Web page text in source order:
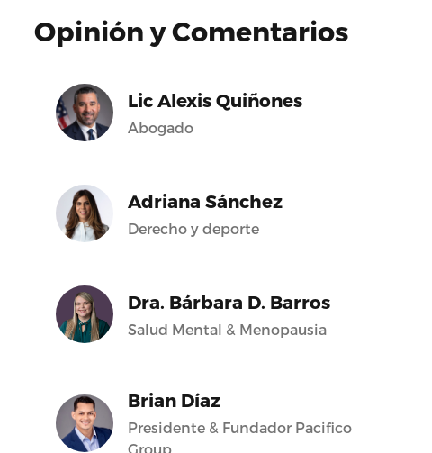
Opinión y Comentarios
Lic Alexis Quiñones
Abogado
Adriana Sánchez
Derecho y deporte
Dra. Bárbara D. Barros
Salud Mental & Menopausia
Brian Díaz
Presidente & Fundador Pacifico
Group